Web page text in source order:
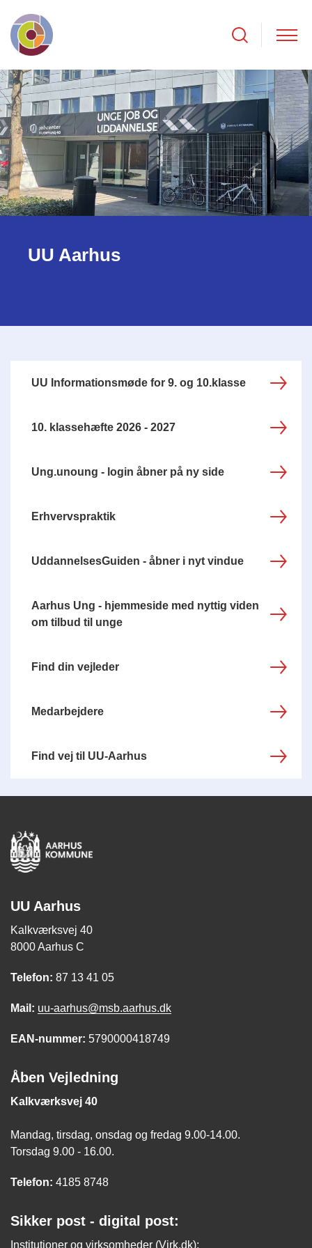
UU Aarhus
UU Informationsmøde for 9. og 10.klasse
10. klassehæfte 2026 - 2027
Ung.unoung - login åbner på ny side
Erhvervspraktik
UddannelsesGuiden - åbner i nyt vindue
Aarhus Ung - hjemmeside med nyttig viden
om tilbud til unge
Find din vejleder
Medarbejdere
Find vej til UU-Aarhus
UU Aarhus
Kalkværksvej 40
8000 Aarhus C
Telefon: 87 13 41 05
Mail: uu-aarhus@msb.aarhus.dk
EAN-nummer: 5790000418749
Åben Vejledning
Kalkværksvej 40
Mandag, tirsdag, onsdag og fredag 9.00-14.00.
Torsdag 9.00 - 16.00.
Telefon: 4185 8748
Sikker post - digital post:
Institutioner og virksomheder (Virk.dk);